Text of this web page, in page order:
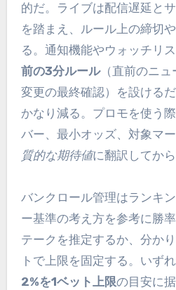
的だ。ライブは配信遅延と
を踏まえ、ルール上の締切
る。通知機能やウォッチリス
前の3分ルール（直前のニュ
変更の最終確認）を設ける
かなり減る。プロモを使う
バー、最小オッズ、対象マー
質的な期待値に翻訳してか
バンクロール管理はランキ
ー基準の考え方を参考に勝
テークを推定するか、分か
トで上限を固定する。いずれ
2%を1ベット上限の目安に